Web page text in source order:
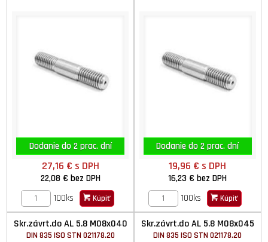
Dodanie do 2 prac. dní
27,16 € s DPH
22,08 € bez DPH
100ks
Kúpiť
Dodanie do 2 prac. dní
19,96 €s DPH
16,23 €bez DPH
100ks
Kúpiť
Skr.závrt.do AL 5.8 M08x040
DIN 835 ISO STN 021178.20
Skr.závrt.do AL 5.8 M08x045
DIN 835 ISO STN 021178.20